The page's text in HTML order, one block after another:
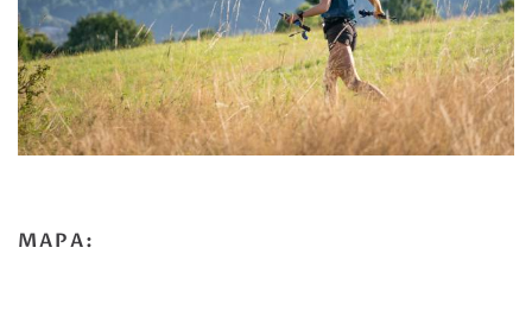
MAPA: